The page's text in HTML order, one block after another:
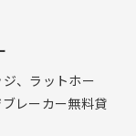
、ラットホー
レーカー無料貸